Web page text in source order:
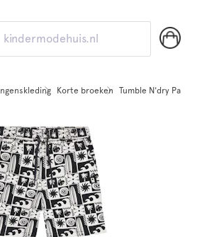
kindermodehuis.nl
Korte broeken Tumble N'dry Palm